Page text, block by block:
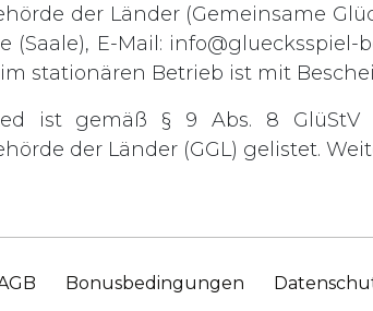
der Länder (Gemeinsame
(Saale), E-Mail: info@gluecksspiel-
stationären Betrieb ist mit
ist gemäß § 9 Abs. 8 GlüStV
der Länder (GGL) gelistet.
Bonusbedingungen